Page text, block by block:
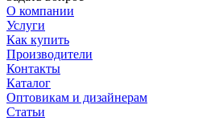
О компании
Услуги
Как купить
Производители
Контакты
Каталог
Оптовикам и дизайнерам
Статьи